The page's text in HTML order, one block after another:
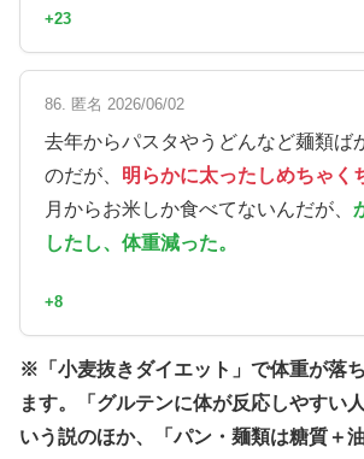
+23
86. 匿名 2026/06/02
去年からパスタやうどんなど麺類ば
のだが、 明らかに太ったしめちゃく
月からお米しか食べてないんだが、
したし、体重減った。
+8
※「小麦抜きダイエット」で体重が落
ます。「グルテンに体が反応しやすい
いう説のほか、「パン・麺類は糖質＋